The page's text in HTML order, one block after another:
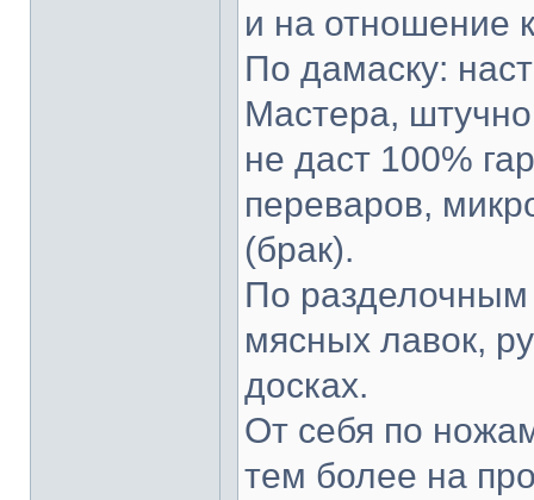
и на отношение
По дамаску:
Мастера,
не даст 100%
переваров,
(брак).
По разделочным
мясных лавок,
досках.
От себя по
тем более на